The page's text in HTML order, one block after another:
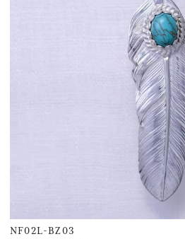
NF02L-BZ03